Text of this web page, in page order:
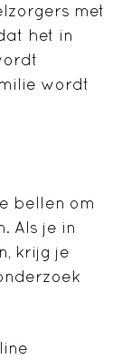
met
het in
wordt
bellen om
Als je in
krijg je